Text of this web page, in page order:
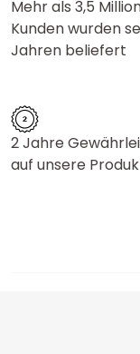
Mehr als 3,5
Kunden wurden
Jahren beliefert
2 Jahre
auf unsere